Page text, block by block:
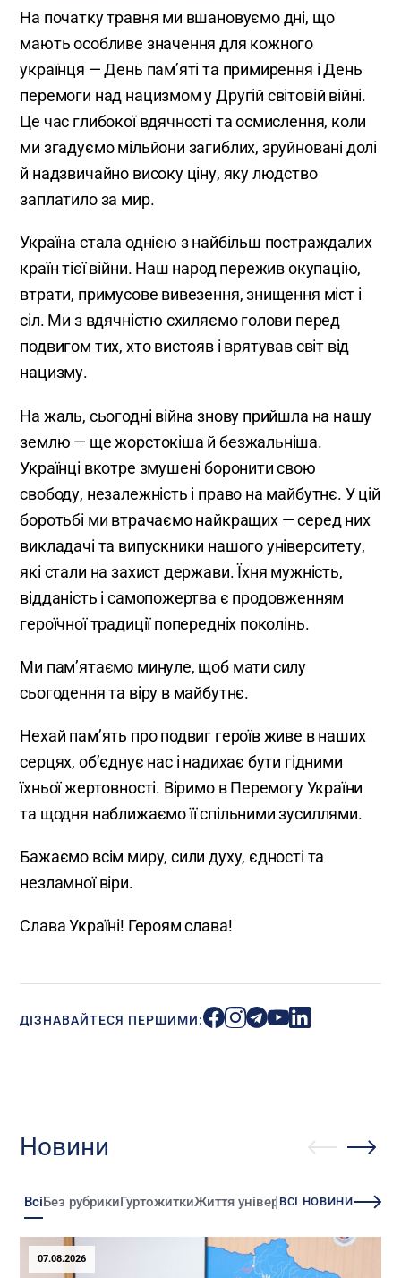
На початку травня ми вшановуємо дні, що
мають особливе значення для кожного
українця — День пам’яті та примирення і День
перемоги над нацизмом у Другій світовій війні.
Це час глибокої вдячності та осмислення, коли
ми згадуємо мільйони загиблих, зруйновані долі
й надзвичайно високу ціну, яку людство
заплатило за мир.
Україна стала однією з найбільш постраждалих
країн тієї війни. Наш народ пережив окупацію,
втрати, примусове вивезення, знищення міст і
сіл. Ми з вдячністю схиляємо голови перед
подвигом тих, хто вистояв і врятував світ від
нацизму.
На жаль, сьогодні війна знову прийшла на нашу
землю — ще жорстокіша й безжальніша.
Українці вкотре змушені боронити свою
свободу, незалежність і право на майбутнє. У цій
боротьбі ми втрачаємо найкращих — серед них
викладачі та випускники нашого університету,
які стали на захист держави. Їхня мужність,
відданість і самопожертва є продовженням
героїчної традиції попередніх поколінь.
Ми пам’ятаємо минуле, щоб мати силу
сьогодення та віру в майбутнє.
Нехай пам’ять про подвиг героїв живе в наших
серцях, об’єднує нас і надихає бути гідними
їхньої жертовності. Віримо в Перемогу України
та щодня наближаємо її спільними зусиллями.
Бажаємо всім миру, сили духу, єдності та
незламної віри.
Слава Україні! Героям слава!
ДІЗНАВАЙТЕСЯ ПЕРШИМИ:
Новини
Всі Без рубрики ГуртожиткиЖиття університетуЗміни
ВСІ НОВИНИ
07.08.2026